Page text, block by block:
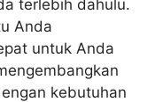
terlebih dahulu.
Anda
untuk Anda
kebutuhan